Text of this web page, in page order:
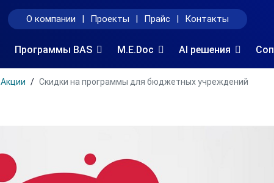
О компании | Проекты | Прайс | Контакты
Программы BAS M.E.Doc AI решения
Акции Скидки на программы для бюджетных учреждений